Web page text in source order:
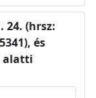
24. (hrsz:
és
alatti